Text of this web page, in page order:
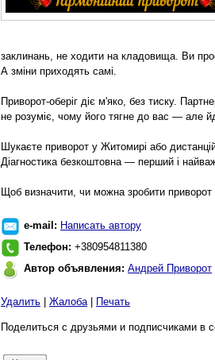
заклинань, не ходити на кладовища. Ви
А зміни приходять самі.
Приворот-оберіг діє м'яко, без тиску.
не розуміє, чому його тягне до вас — але
Шукаєте приворот у Житомирі або
Діагностика безкоштовна — перший і
Щоб визначити, чи можна зробити
e-mail: Написать автору
Телефон: +380954811380
Автор объявления: Андрей Приворот
Удалить Жалоба| Печать
Поделиться с друзьями и подписчиками в